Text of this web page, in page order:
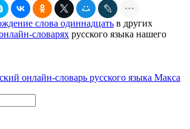
слова одиннадцать в других
словарях русского языка нашего
онлайн-словарь русского языка Макса